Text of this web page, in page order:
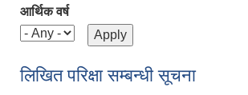
आर्थिक वर्ष
लिखित परिक्षा सम्बन्धी सूचना